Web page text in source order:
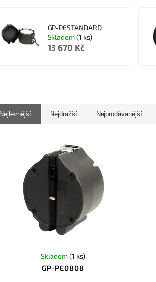
GP-PESTANDARD
Skladem(1 ks)
13 670 Kč
Nejlevnější Nejdražší Nejprodávanější
GP-PE0808
Skladem(1 ks)